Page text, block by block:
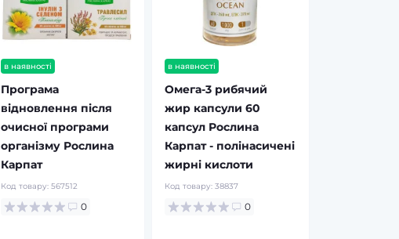
в наявності
Програма
відновлення після
очисної програми
організму Рослина
Карпат
Код товару: 567512
0
в наявності
Омега-3 рибячий
жир капсули 60
капсул Рослина
Карпат - полінасичені
жирні кислоти
Код товару:38837
0